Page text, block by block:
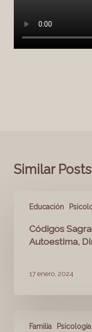
Similar Posts
Educación
Códigos
Autoestima,
17 enero, 2024
Familia Psicología